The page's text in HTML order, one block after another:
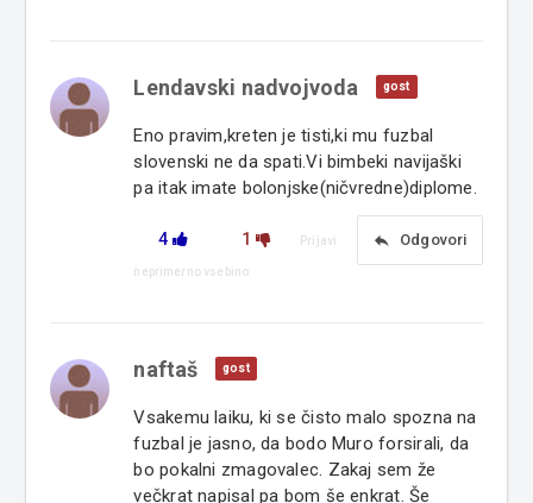
Lendavski nadvojvoda gost
Eno pravim,kreten je tisti,ki mu fuzbal
slovenski ne da spati.Vi bimbeki navijaški
pa itak imate bolonjske(ničvredne)diplome.
4 1 reply Odgovori
Prijavi
neprimerno vsebino
naftaš gost
Vsakemu laiku, ki se čisto malo spozna na
fuzbal je jasno, da bodo Muro forsirali, da
bo pokalni zmagovalec. Zakaj sem že
večkrat napisal pa bom še enkrat. Še